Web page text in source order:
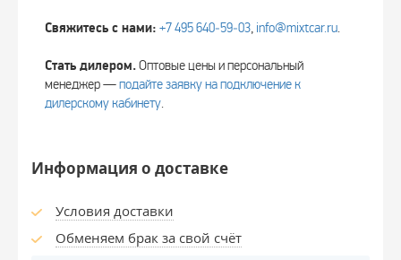
Свяжитесь с нами: +7 495 640‑59‑03, info@mixtcar.ru.
Стать дилером.Оптовые цены и персональный
менеджер —подайте заявку на подключение к
дилерскому кабинету.
Информация о доставке
Условия доставки
Обменяем брак за свой счёт